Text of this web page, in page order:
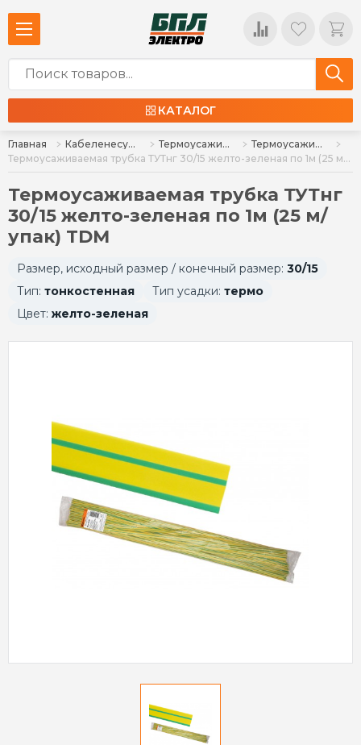
КАТАЛОГ
Главная Кабеленесущие системы и аксессуары Термоусаживаемая трубка (лента), холодная усадка, кембрик
Термоусаживаемая трубка, холодная усадка
Термоусаживаемая трубка ТУТнг 30/15 желто-зеленая по 1м (25 м/упак) TDM
Термоусаживаемая трубка ТУТнг
30/15 желто-зеленая по 1м (25 м/
упак) TDM
Размер, исходный размер / конечный размер: 30/15
Тип: тонкостенная Тип усадки: термо
Цвет: желто-зеленая